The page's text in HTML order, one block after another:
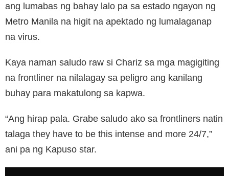
ang lumabas ng bahay lalo pa sa estado ngayon ng
Metro Manila na higit na apektado ng lumalaganap
na virus.
Kaya naman saludo raw si Chariz sa mga magigiting
na frontliner na nilalagay sa peligro ang kanilang
buhay para makatulong sa kapwa.
“Ang hirap pala. Grabe saludo ako sa frontliners natin
talaga they have to be this intense and more 24/7,”
ani pa ng Kapuso star.